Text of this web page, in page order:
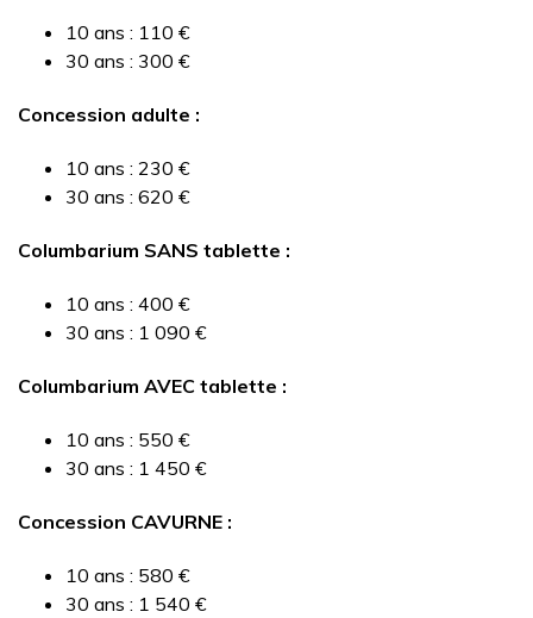
10 ans : 110 €
30 ans : 300 €
Concession adulte :
10 ans : 230 €
30 ans : 620 €
Columbarium SANS tablette :
10 ans : 400 €
30 ans : 1 090 €
Columbarium AVEC tablette :
10 ans : 550 €
30 ans : 1 450 €
Concession CAVURNE :
10 ans : 580 €
30 ans : 1 540 €